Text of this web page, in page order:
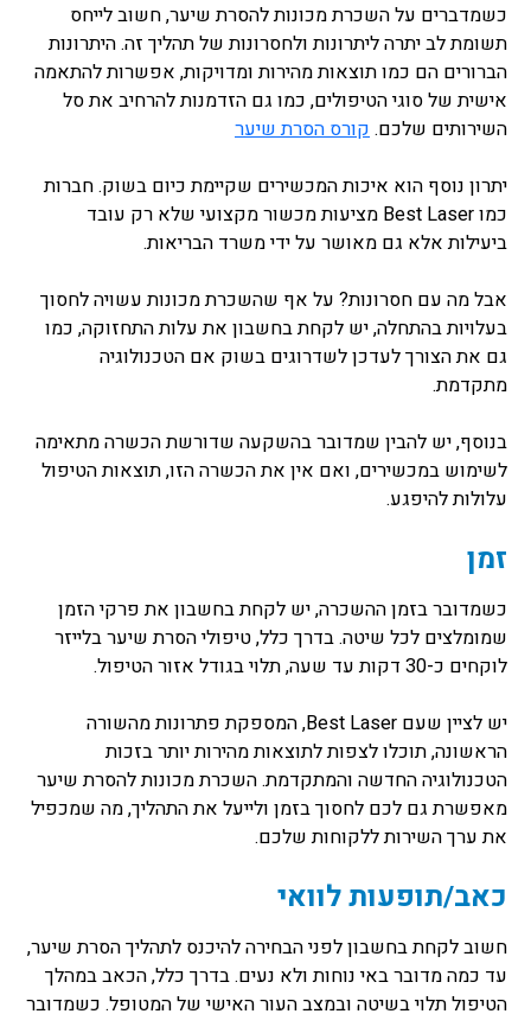
כשמדברים על השכרת מכונות להסרת שיער, חשוב לייחס
תשומת לב יתרה ליתרונות ולחסרונות של תהליך זה. היתרונות
הברורים הם כמו תוצאות מהירות ומדויקות, אפשרות להתאמה
אישית של סוגי הטיפולים, כמו גם הזדמנות להרחיב את סל
השירותים שלכם.קורס הסרת שיער
יתרון נוסף הוא איכות המכשירים שקיימת כיום בשוק. חברות
כמו Best Laser מציעות מכשור מקצועי שלא רק עובד
ביעילות אלא גם מאושר על ידי משרד הבריאות.
אבל מה עם חסרונות? על אף שהשכרת מכונות עשויה לחסוך
בעלויות בהתחלה, יש לקחת בחשבון את עלות התחזוקה, כמו
גם את הצורך לעדכן לשדרוגים בשוק אם הטכנולוגיה
מתקדמת.
בנוסף, יש להבין שמדובר בהשקעה שדורשת הכשרה מתאימה
לשימוש במכשירים, ואם אין את הכשרה הזו, תוצאות הטיפול
עלולות להיפגע.
זמן
כשמדובר בזמן ההשכרה, יש לקחת בחשבון את פרקי הזמן
שמומלצים לכל שיטה. בדרך כלל, טיפולי הסרת שיער בלייזר
לוקחים כ-30 דקות עד שעה, תלוי בגודל אזור הטיפול.
יש לציין שעם Best Laser, המספקת פתרונות מהשורה
הראשונה, תוכלו לצפות לתוצאות מהירות יותר בזכות
הטכנולוגיה החדשה והמתקדמת. השכרת מכונות להסרת שיער
מאפשרת גם לכם לחסוך בזמן ולייעל את התהליך, מה שמכפיל
את ערך השירות ללקוחות שלכם.
כאב/תופעות לוואי
חשוב לקחת בחשבון לפני הבחירה להיכנס לתהליך הסרת שיער,
עד כמה מדובר באי נוחות ולא נעים. בדרך כלל, הכאב במהלך
הטיפול תלוי בשיטה ובמצב העור האישי של המטופל. כשמדובר